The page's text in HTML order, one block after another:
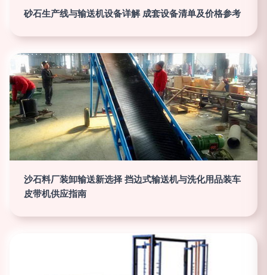
砂石生产线与输送机设备详解 成套设备清单及价格参考
沙石料厂装卸输送新选择 挡边式输送机与洗化用品装车
皮带机供应指南